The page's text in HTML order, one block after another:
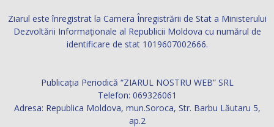
Ziarul este înregistrat la Camera Înregistrării de Stat a Ministerului
Dezvoltării Informaţionale al Republicii Moldova cu numărul de
identificare de stat 1019607002666.
Publicația Periodică “ZIARUL NOSTRU WEB” SRL
Telefon: 069326061
Adresa: Republica Moldova, mun.Soroca, Str. Barbu Lăutaru 5,
ap.2